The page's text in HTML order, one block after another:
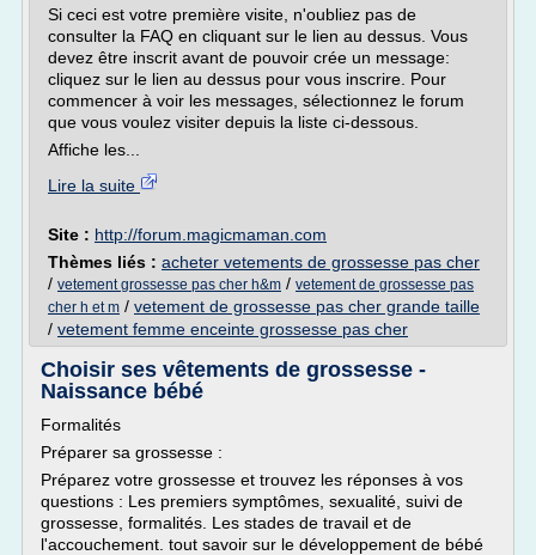
Si ceci est votre première visite, n'oubliez pas de
consulter la FAQ en cliquant sur le lien au dessus. Vous
devez être inscrit avant de pouvoir crée un message:
cliquez sur le lien au dessus pour vous inscrire. Pour
commencer à voir les messages, sélectionnez le forum
que vous voulez visiter depuis la liste ci-dessous.
Affiche les...
Lire la suite
Site : http://forum.magicmaman.com
Thèmes liés : acheter vetements de grossesse pas cher
/ vetement grossesse pas cher h&m / vetement de grossesse pas
cher h et m / vetement de grossesse pas cher grande taille
/ vetement femme enceinte grossesse pas cher
Choisir ses vêtements de grossesse -
Naissance bébé
Formalités
Préparer sa grossesse :
Préparez votre grossesse et trouvez les réponses à vos
questions : Les premiers symptômes, sexualité, suivi de
grossesse, formalités. Les stades de travail et de
l'accouchement. tout savoir sur le développement de bébé